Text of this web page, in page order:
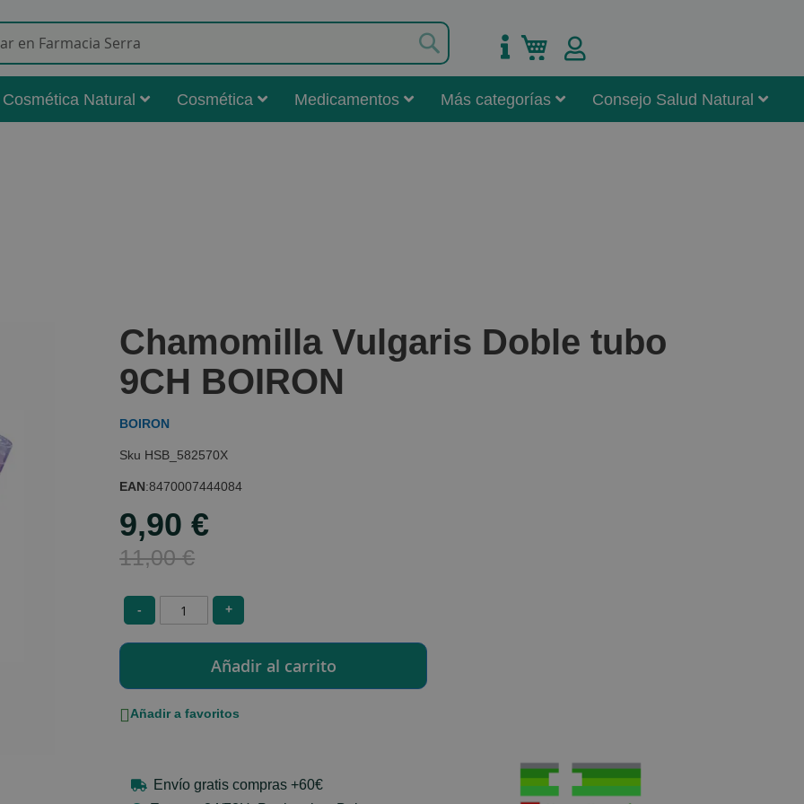
Mi carrito
Cosmética Natural Cosmética Medicamentos Más categorías Consejo Salud Natural
Chamomilla Vulgaris Doble tubo
9CH BOIRON
BOIRON
HSB_582570X
EAN:8470007444084
Special
Price
9,90 €
11,00 €
- +
Añadir a favoritos
Envío gratis compras +60€